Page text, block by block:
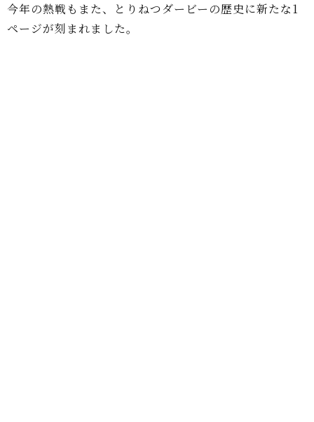
今年の熱戦もまた、とりねつダービーの歴史に新たな1
ページが刻まれました。